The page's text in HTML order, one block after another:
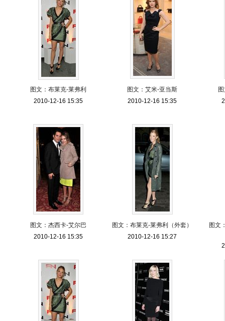
图文：布莱克-莱弗利
2010-12-16 15:35
图文：艾米-亚当斯
2010-12-16 15:35
图文：杰西卡-艾尔巴
2010-12-16 15:35
图文：布莱克-莱弗利（外套）
2010-12-16 15:27
图文